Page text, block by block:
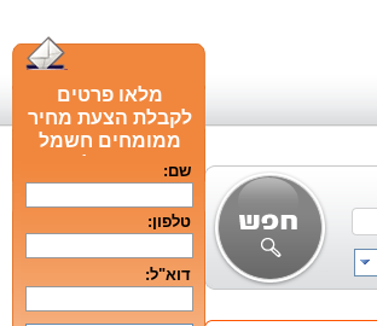
מלאו פרטים
לקבלת הצעת מחיר
ממומחים חשמל
חכם מומלציםשם:
טלפון:
דוא"ל: